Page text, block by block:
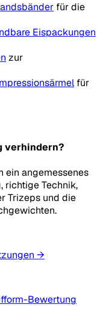
für die
Eispackungen
zur
für
verhindern?
ein angemessenes
richtige Technik,
Trizeps und die
→
Bewertung